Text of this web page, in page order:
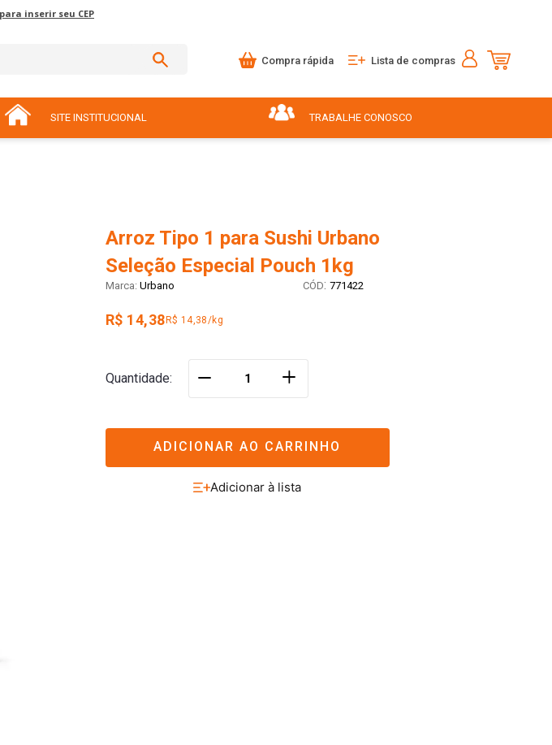
inserir seu CEP
Compra rápida Lista de compras
SITE INSTITUCIONAL TRABALHE CONOSCO
Arroz Tipo 1 para Sushi Urbano
Seleção Especial Pouch 1kg
Urbano : 771422
R$ 14,38R$ 14,38/kg
Quantidade ＋
ADICIONAR AO CARRINHO